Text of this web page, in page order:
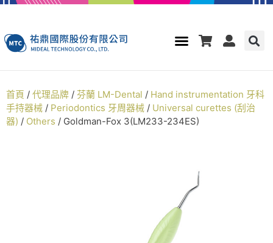
首頁 / 代理品牌 / 芬蘭 LM-Dental / Hand instrumentation 牙科
手持器械 / Periodontics 牙周器械 / Universal curettes (刮治
器) / Others / Goldman-Fox 3(LM233-234ES)